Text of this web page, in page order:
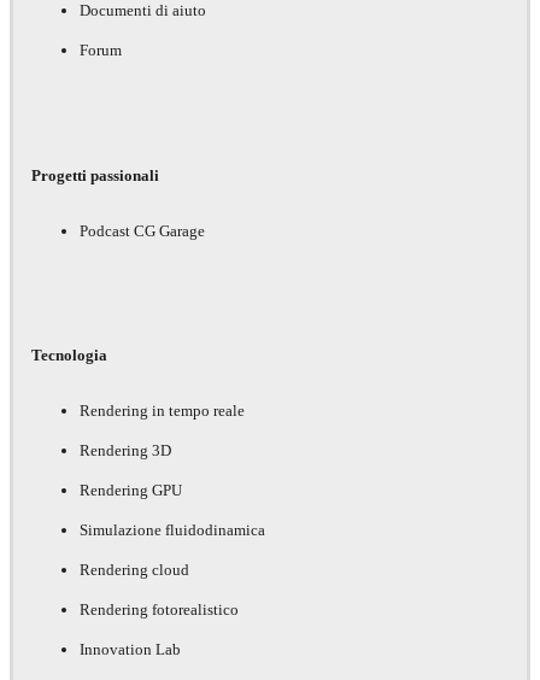
Documenti di aiuto
Forum
Progetti passionali
Podcast CG Garage
Tecnologia
Rendering in tempo reale
Rendering 3D
Rendering GPU
Simulazione fluidodinamica
Rendering cloud
Rendering fotorealistico
Innovation Lab